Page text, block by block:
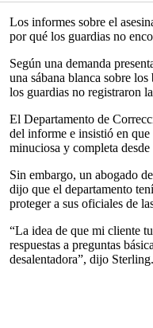
Los informes sobre el
por qué los guardias no
Según una demanda
una sábana blanca sobre
los guardias no registraron
El Departamento de
del informe e insistió en
minuciosa y completa
Sin embargo, un abogado
dijo que el departamento
proteger a sus oficiales de
“La idea de que mi cliente
respuestas a preguntas
desalentadora”, dijo Sterling.